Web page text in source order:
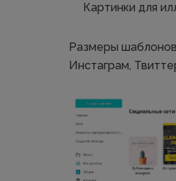
Картинки для
Размеры
Инстаграм,